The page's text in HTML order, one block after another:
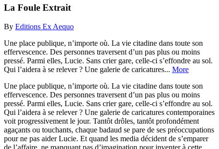
La Foule Extrait
By Editions Ex Aequo
Une place publique, n’importe où. La vie citadine dans toute son
effervescence. Des personnes traversent d’un pas plus ou moins
pressé. Parmi elles, Lucie. Sans crier gare, celle-ci s’effondre au sol.
Qui l’aidera à se relever ? Une galerie de caricatures... More
Une place publique, n’importe où. La vie citadine dans toute son
effervescence. Des personnes traversent d’un pas plus ou moins
pressé. Parmi elles, Lucie. Sans crier gare, celle-ci s’effondre au sol.
Qui l’aidera à se relever ? Une galerie de caricatures contemporaines
voit progressivement le jour. Tantôt drôles, tantôt profondément
agaçants ou touchants, chaque badaud se pare de ses préoccupations
pour ne pas aider Lucie. Et quand les media décident de s’emparer
de l’affaire, ne manquant pas d’imagination pour inventer à cette